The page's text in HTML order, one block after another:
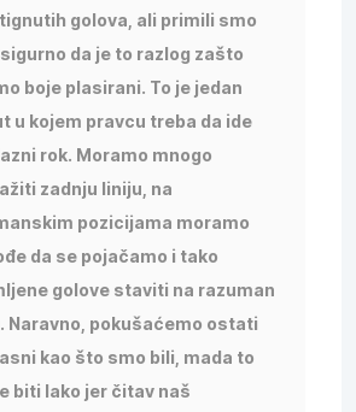
golova, ali primili smo
da je to razlog zašto
boje plasirani. To je jedan
u kojem pravcu treba da ide
rok. Moramo mnogo
zadnju liniju, na
pozicijama moramo
da se pojačamo i tako
golove staviti na razuman
Naravno, pokušaćemo ostati
kao što smo bili, mada to
biti lako jer čitav naš